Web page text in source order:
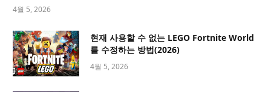
4월 5, 2026
현재 사용할 수 없는 LEGO Fortnite World
를 수정하는 방법(2026)
4월 5, 2026